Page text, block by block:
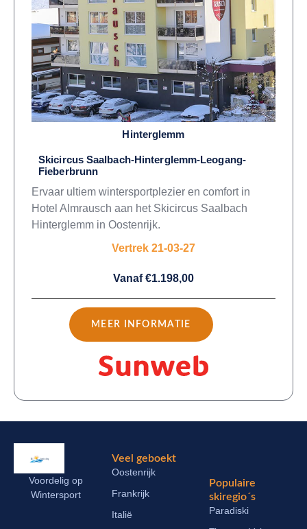
Hinterglemm
Skicircus Saalbach-Hinterglemm-Leogang-
Fieberbrunn
Ervaar ultiem wintersportplezier en comfort in
Hotel Almrausch aan het Skicircus Saalbach
Hinterglemm in Oostenrijk.
Vertrek 21-03-27
Vanaf €1.198,00
MEER INFORMATIE
Voordelig op
Wintersport
Veel geboekt
Oostenrijk
Frankrijk
Italië
Populaire
skiregio´s
Paradiski